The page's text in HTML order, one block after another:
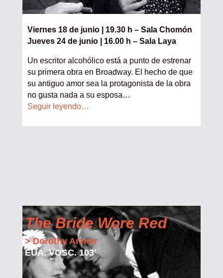
Viernes 18 de junio | 19.30 h – Sala Chomón
Jueves 24 de junio | 16.00 h – Sala Laya
Un escritor alcohólico está a punto de estrenar
su primera obra en Broadway. El hecho de que
su antiguo amor sea la protagonista de la obra
no gusta nada a su esposa…
Seguir leyendo…
The Bride Wore Red
> Dorothy Arzner
EUA. VOSC. 103′